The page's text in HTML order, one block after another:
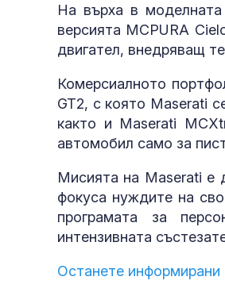
На върха в
версията MCPURA
двигател, внедряващ
Комерсиалното
GT2, с която Maserati
както и Maserati
автомобил само за
Мисията на Maserati е
фокуса нуждите на
програмата за
интензивната
Останете информирани